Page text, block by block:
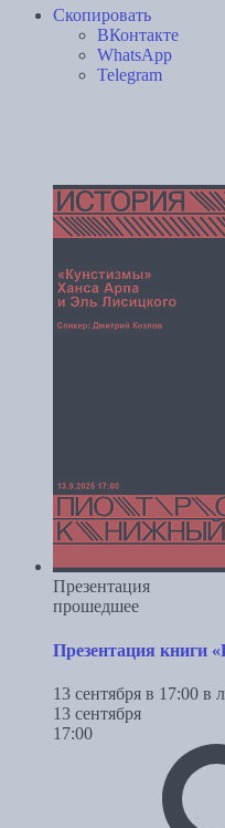
Скопировать
ВКонтакте
WhatsApp
Telegram
Презентация
прошедшее
Презентация книги
13 сентября в 17:00 в
13 сентября
17:00